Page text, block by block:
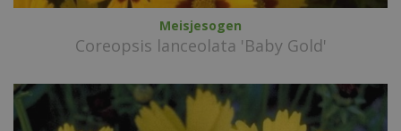
Meisjesogen
Coreopsis lanceolata 'Baby Gold'